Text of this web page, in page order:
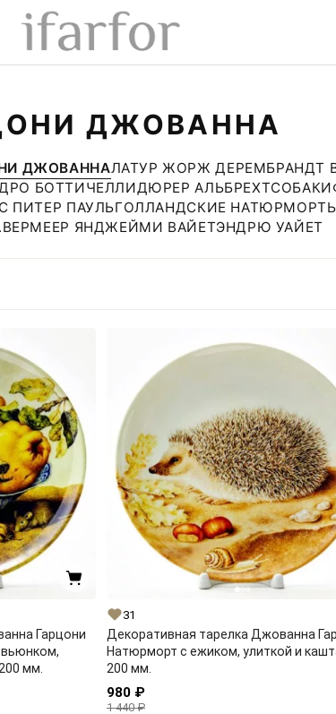
ДЖОВАННА
ДЖОВАННАЛАТУР ЖОРЖ ДЕРЕМБРАНДТ
БОТТИЧЕЛЛИДЮРЕР АЛЬБРЕХТСОБАКИ
ПИТЕР ПАУЛЬГОЛЛАНДСКИЕ
ВЕРМЕЕР ЯНДЖЕЙМИ ВАЙЕТЭНДРЮ УАЙЕТ
Гарцони
вьюнком,
мм.
31
Декоративная тарелка Джованна
Натюрморт с ежиком, улиткой и
200 мм.
980 ₽
1 440 ₽